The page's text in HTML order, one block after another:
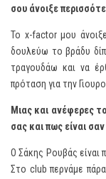
σου άνοιξε
Το x-factor μου
δουλεύω το βράδυ
τραγουδάω και να
πρόταση για την
Μιας και ανέφερες
σας και πως είναι
Ο Σάκης Ρουβάς είναι
Στο club περνάμε